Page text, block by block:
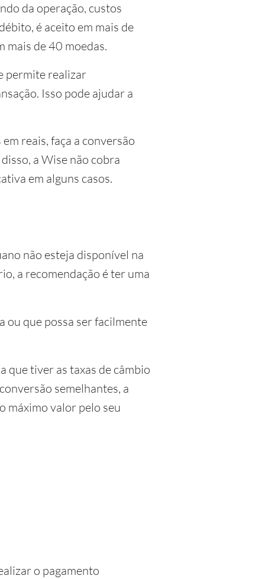
da operação, custos
é aceito em mais de
mais de 40 moedas.
permite realizar
Isso pode ajudar a
reais, faça a conversão
a Wise não cobra
em alguns casos.
não esteja disponível na
a recomendação é ter uma
ou que possa ser facilmente
que tiver as taxas de câmbio
semelhantes, a
máximo valor pelo seu
o pagamento